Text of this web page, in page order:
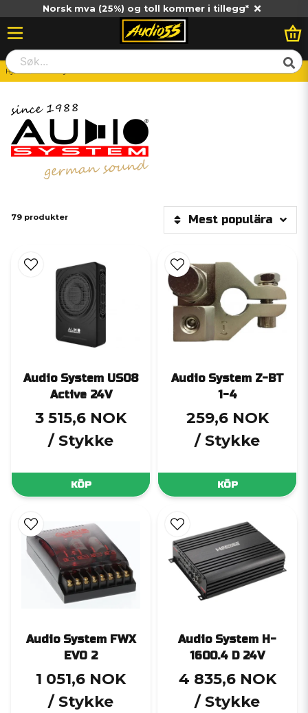
Norsk mva (25%) og toll kommer i tillegg*
Hjem Audio System
79 produkter Mest populära
Audio System US08
Active 24V
3 515,6 NOK
/ Stykke
KÖP
Audio System Z-BT
1-4
259,6 NOK
/ Stykke
KÖP
Audio System FWX
EVO 2
1 051,6 NOK
/ Stykke
Audio System H-
1600.4 D 24V
4 835,6 NOK
/ Stykke